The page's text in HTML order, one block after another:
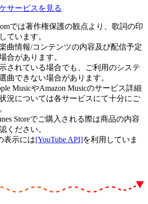
サービスを見る
では著作権保護の観点より、歌詞の印
ています。
曲情報/コンテンツの内容及び配信予定
合があります。
されている場合でも、ご利用のシステ
曲できない場合があります。
MusicやAmazon Musicのサービス詳細
況については各サービスにて十分にご
Storeでご購入される際は商品の内容
ください。
表示には[YouTube API]を利用していま